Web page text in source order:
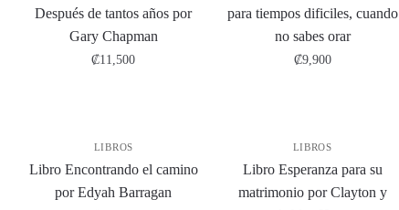
Después de tantos años por
Gary Chapman
₡11,500
para tiempos dificiles, cuando
no sabes orar
₡9,900
LIBROS
Libro Encontrando el camino
por Edyah Barragan
LIBROS
Libro Esperanza para su
matrimonio por Clayton y